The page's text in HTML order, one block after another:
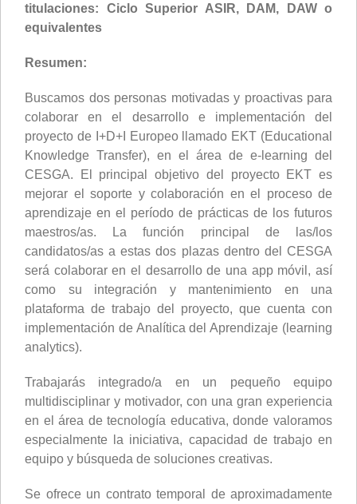
titulaciones: Ciclo Superior ASIR, DAM, DAW o
equivalentes
Resumen:
Buscamos dos personas motivadas y proactivas para
colaborar en el desarrollo e implementación del
proyecto de I+D+I Europeo llamado EKT (Educational
Knowledge Transfer), en el área de e-learning del
CESGA. El principal objetivo del proyecto EKT es
mejorar el soporte y colaboración en el proceso de
aprendizaje en el período de prácticas de los futuros
maestros/as. La función principal de las/los
candidatos/as a estas dos plazas dentro del CESGA
será colaborar en el desarrollo de una app móvil, así
como su integración y mantenimiento en una
plataforma de trabajo del proyecto, que cuenta con
implementación de Analítica del Aprendizaje (learning
analytics).
Trabajarás integrado/a en un pequeño equipo
multidisciplinar y motivador, con una gran experiencia
en el área de tecnología educativa, donde valoramos
especialmente la iniciativa, capacidad de trabajo en
equipo y búsqueda de soluciones creativas.
Se ofrece un contrato temporal de aproximadamente